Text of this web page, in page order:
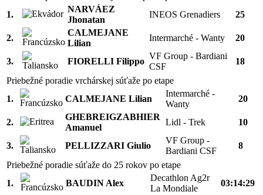
1.
NARVÁEZ
Jhonatan
INEOS Grenadiers 25
2.
CALMEJANE
Lilian
Intermarché - Wanty 20
3. FIORELLI Filippo
VF Group - Bardiani
CSF
18
Priebežné poradie vrchárskej súťaže po etape
1.
CALMEJANE Lilian
Intermarché -
Wanty
20
2.
GHEBREIGZABHIER
Amanuel
Lidl - Trek 10
3. PELLIZZARI Giulio
VF Group -
Bardiani CSF
8
Priebežné poradie súťaže do 25 rokov po etape
1.
BAUDIN Alex
Decathlon Ag2r
La Mondiale
03:14:29